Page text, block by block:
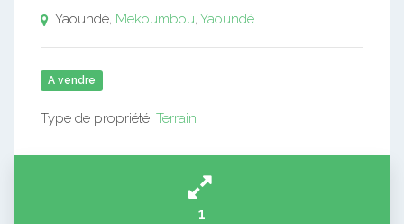
Yaoundé, Mekoumbou, Yaoundé
A vendre
Type de propriété: Terrain
1